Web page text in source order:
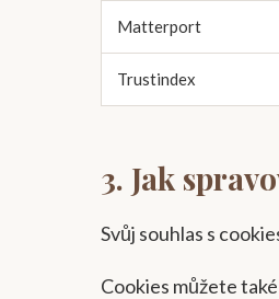
Matterport
Trustindex
3. Jak
Svůj souhlas s
Cookies můžete